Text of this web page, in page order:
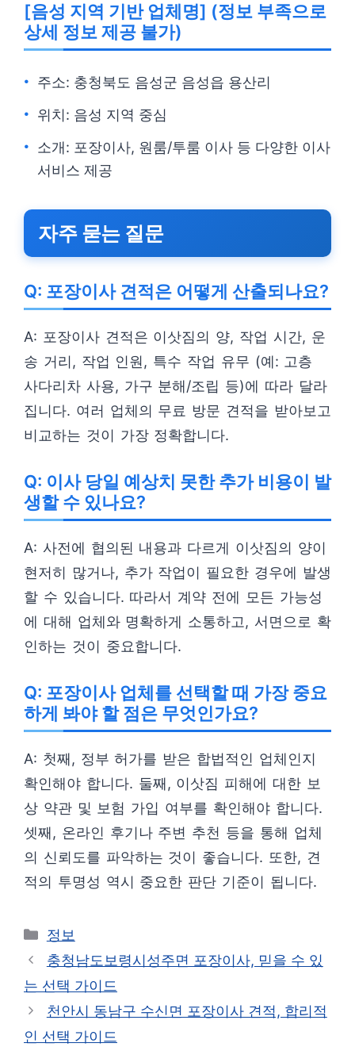
[음성 지역 기반 업체명] (정보 부족으로
상세 정보 제공 불가)
주소: 충청북도 음성군 음성읍 용산리
위치: 음성 지역 중심
소개: 포장이사, 원룸/투룸 이사 등 다양한 이사
서비스 제공
자주 묻는 질문
Q: 포장이사 견적은 어떻게 산출되나요?
A: 포장이사 견적은 이삿짐의 양, 작업 시간, 운
송 거리, 작업 인원, 특수 작업 유무 (예: 고층
사다리차 사용, 가구 분해/조립 등)에 따라 달라
집니다. 여러 업체의 무료 방문 견적을 받아보고
비교하는 것이 가장 정확합니다.
Q: 이사 당일 예상치 못한 추가 비용이 발
생할 수 있나요?
A: 사전에 협의된 내용과 다르게 이삿짐의 양이
현저히 많거나, 추가 작업이 필요한 경우에 발생
할 수 있습니다. 따라서 계약 전에 모든 가능성
에 대해 업체와 명확하게 소통하고, 서면으로 확
인하는 것이 중요합니다.
Q: 포장이사 업체를 선택할 때 가장 중요
하게 봐야 할 점은 무엇인가요?
A: 첫째, 정부 허가를 받은 합법적인 업체인지
확인해야 합니다. 둘째, 이삿짐 피해에 대한 보
상 약관 및 보험 가입 여부를 확인해야 합니다.
셋째, 온라인 후기나 주변 추천 등을 통해 업체
의 신뢰도를 파악하는 것이 좋습니다. 또한, 견
적의 투명성 역시 중요한 판단 기준이 됩니다.
카
테
리
정보
충청남도보령시성주면 포장이사, 믿을 수 있
는 선택 가이드
천안시 동남구 수신면 포장이사 견적, 합리적
인 선택 가이드